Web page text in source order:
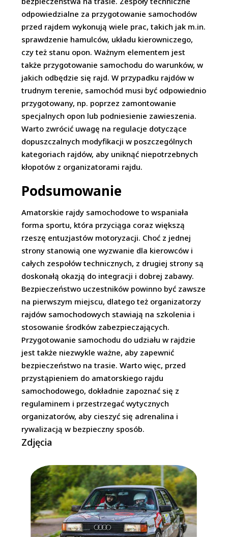
odpowiedzialne za przygotowanie samochodów
przed rajdem wykonują wiele prac, takich jak m.in.
sprawdzenie hamulców, układu kierowniczego,
czy też stanu opon. Ważnym elementem jest
także przygotowanie samochodu do warunków, w
jakich odbędzie się rajd. W przypadku rajdów w
trudnym terenie, samochód musi być odpowiednio
przygotowany, np. poprzez zamontowanie
specjalnych opon lub podniesienie zawieszenia.
Warto zwrócić uwagę na regulacje dotyczące
dopuszczalnych modyfikacji w poszczególnych
kategoriach rajdów, aby uniknąć niepotrzebnych
kłopotów z organizatorami rajdu.
Podsumowanie
Amatorskie rajdy samochodowe to wspaniała
forma sportu, która przyciąga coraz większą
rzeszę entuzjastów motoryzacji. Choć z jednej
strony stanowią one wyzwanie dla kierowców i
całych zespołów technicznych, z drugiej strony są
doskonałą okazją do integracji i dobrej zabawy.
Bezpieczeństwo uczestników powinno być zawsze
na pierwszym miejscu, dlatego też organizatorzy
rajdów samochodowych stawiają na szkolenia i
stosowanie środków zabezpieczających.
Przygotowanie samochodu do udziału w rajdzie
jest także niezwykle ważne, aby zapewnić
bezpieczeństwo na trasie. Warto więc, przed
przystąpieniem do amatorskiego rajdu
samochodowego, dokładnie zapoznać się z
regulaminem i przestrzegać wytycznych
organizatorów, aby cieszyć się adrenalina i
rywalizacją w bezpieczny sposób.
Zdjęcia